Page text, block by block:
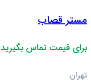
مستر قصاب
برای قیمت تماس بگیرید
تهران